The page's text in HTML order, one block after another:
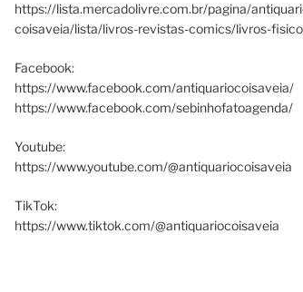
https://lista.mercadolivre.com.br/pagina/
coisaveia/lista/livros-revistas-comics/livros-
Facebook:
https://www.facebook.com/antiquariocoisaveia/
https://www.facebook.com/sebinhofatoagenda/
Youtube:
https://www.youtube.com/@antiquariocoisaveia
TikTok:
https://www.tiktok.com/@antiquariocoisaveia